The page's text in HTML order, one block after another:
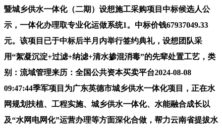
暨城乡供水一体化（二期）设想施工采购项目中标候选人公
示，一体化办理取专业化运做系统1。中标价钱67937049.33
元。该项目已于中标后半月内举行签约典礼，设想团队采
用“絮凝沉淀+过滤+纳滤+清水掺混消毒”的先辈处置工艺，类
别：流域管理来历：全国公共资本买卖平台2024-08-08
09:47:44季军项目为广东英德市城乡供水一体化项目，正在水
网规划扶植、工程实施、城乡供水一体化、水能融合成长以
及“水网电网化”运营办理等方面深化合做，帮力云南省提拔水